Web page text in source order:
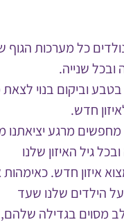
מערכות הגוף שלנו
בנוי לצאת מאיזון
מרגע יציאתנו מהרחם
האיזון שלנו
חדש. כאימהות אנחנו
שלנו שעד
בגדילה שלהם, קורית